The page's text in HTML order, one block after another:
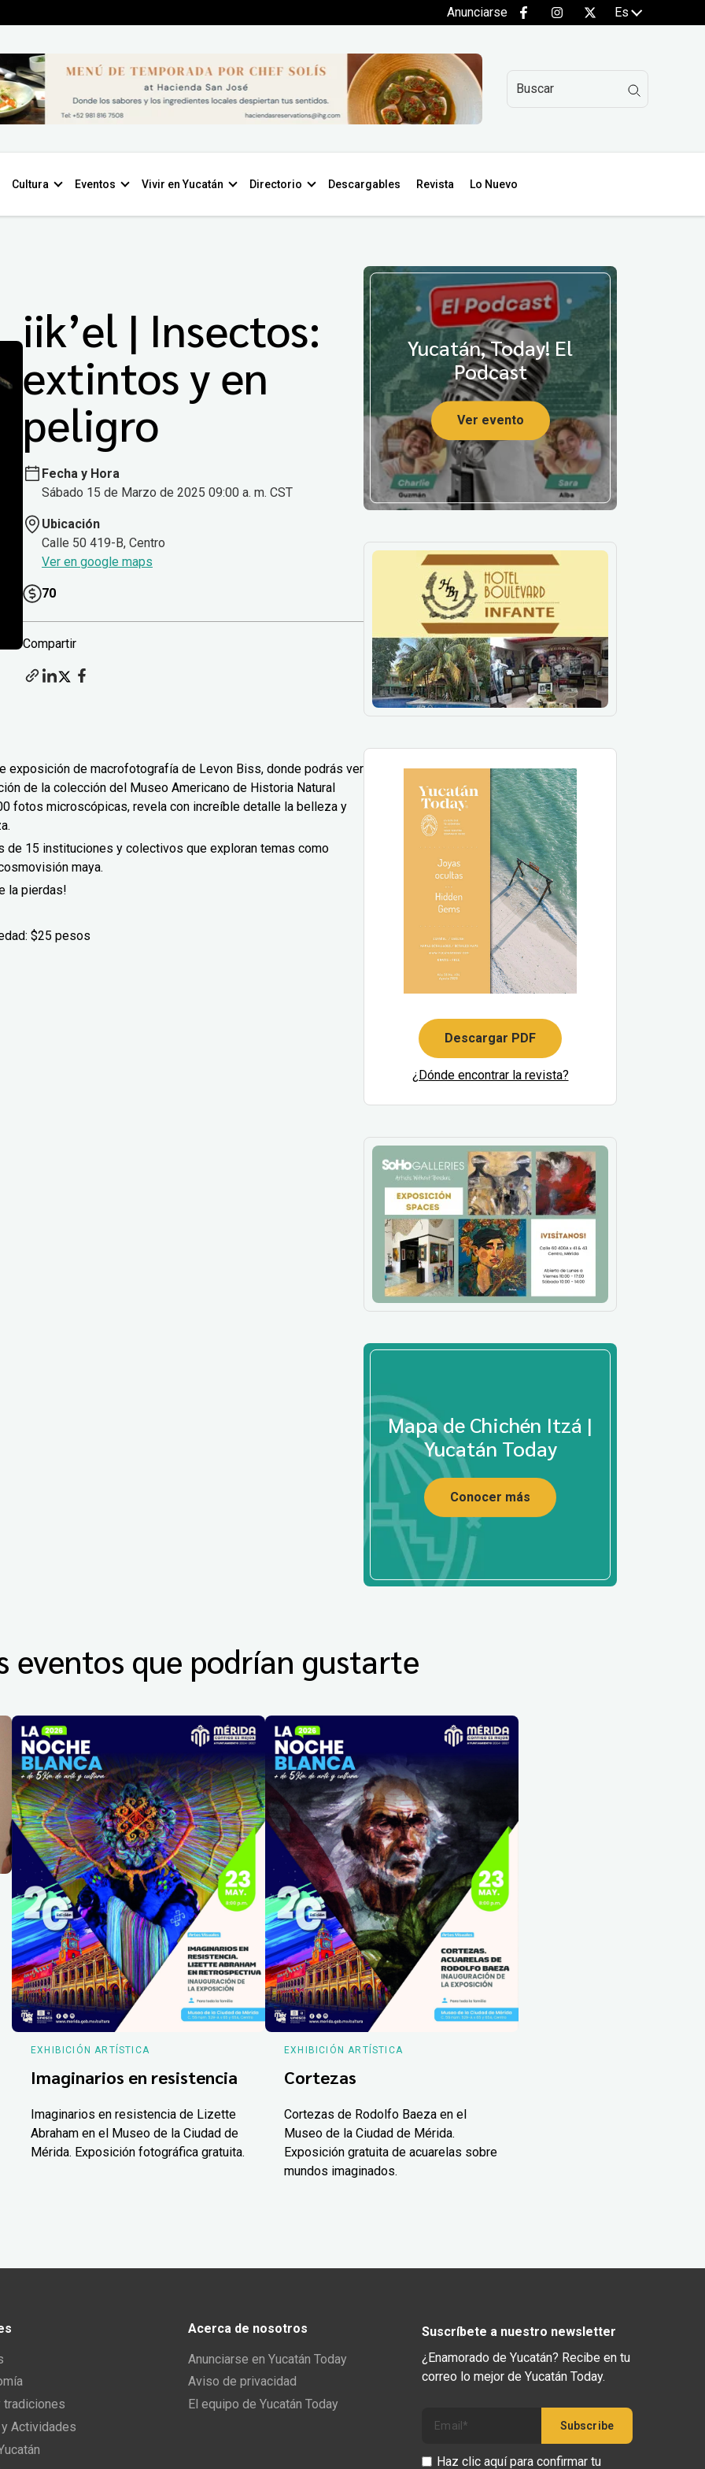
Anunciarse Es
Cultura Eventos Vivir en Yucatán Directorio Descargables Revista Lo Nuevo
iik’el | Insectos:
extintos y en
peligro
Fecha y Hora
Sábado 15 de Marzo de 2025 09:00 a. m. CST
Ubicación
Calle 50 419-B, Centro
Ver en google maps
70
Compartir
exposición de macrofotografía de Levon Biss, donde podrás ver
de la colección del Museo Americano de Historia Natural
fotos microscópicas, revela con increíble detalle la belleza y
de 15 instituciones y colectivos que exploran temas como
maya.
la pierdas!
$25 pesos
Yucatán, Today! El
Podcast
Ver evento
Descargar PDF
¿Dónde encontrar la revista?
Mapa de Chichén Itzá |
Yucatán Today
Conocer más
eventos que podrían gustarte
EXHIBICIÓN ARTÍSTICA
Imaginarios en resistencia
Imaginarios en resistencia de Lizette
Abraham en el Museo de la Ciudad de
Mérida. Exposición fotográfica gratuita.
EXHIBICIÓN ARTÍSTICA
Cortezas
Cortezas de Rodolfo Baeza en el
Museo de la Ciudad de Mérida.
Exposición gratuita de acuarelas sobre
mundos imaginados.
tradiciones
Actividades
Acerca de nosotros
Anunciarse en Yucatán Today
Aviso de privacidad
El equipo de Yucatán Today
Suscríbete a nuestro newsletter
¿Enamorado de Yucatán? Recibe en tu
correo lo mejor de Yucatán Today.
Haz clic aquí para confirmar tu